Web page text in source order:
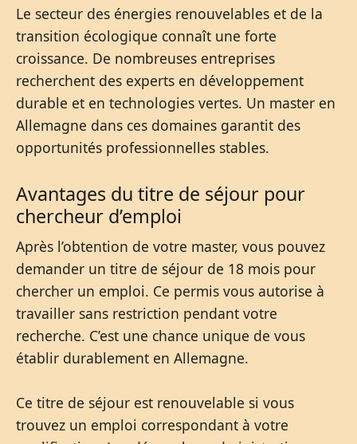
Le secteur des énergies renouvelables et de la
transition écologique connaît une forte
croissance. De nombreuses entreprises
recherchent des experts en développement
durable et en technologies vertes. Un master en
Allemagne dans ces domaines garantit des
opportunités professionnelles stables.
Avantages du titre de séjour pour
chercheur d’emploi
Après l’obtention de votre master, vous pouvez
demander un titre de séjour de 18 mois pour
chercher un emploi. Ce permis vous autorise à
travailler sans restriction pendant votre
recherche. C’est une chance unique de vous
établir durablement en Allemagne.
Ce titre de séjour est renouvelable si vous
trouvez un emploi correspondant à votre